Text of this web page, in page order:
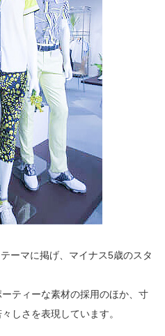
ーマに掲げ、マイナス5歳のスタ
ティーな素材の採用のほか、寸
しさを表現しています。